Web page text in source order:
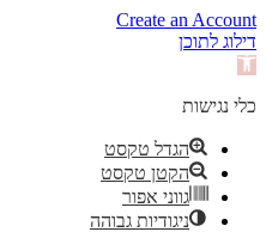
Create an Account
דילוג לתוכן
פתח
נגישות
כלי נגישות
הגדל טקסט
הקטן טקסט
גווני אפור
ניגודיות גבוהה